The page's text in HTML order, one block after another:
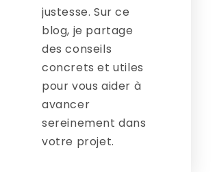
justesse. Sur ce
blog, je partage
des conseils
concrets et utiles
pour vous aider à
avancer
sereinement dans
votre projet.